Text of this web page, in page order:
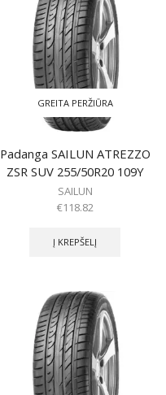
GREITA PERŽIŪRA
Padanga SAILUN ATREZZO
ZSR SUV 255/50R20 109Y
SAILUN
€118.82
Į KREPŠELĮ